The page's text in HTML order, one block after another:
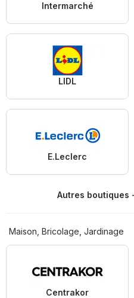
Intermarché
LIDL
E.Leclerc
Autres boutiques
Maison, Bricolage, Jardinage
Centrakor